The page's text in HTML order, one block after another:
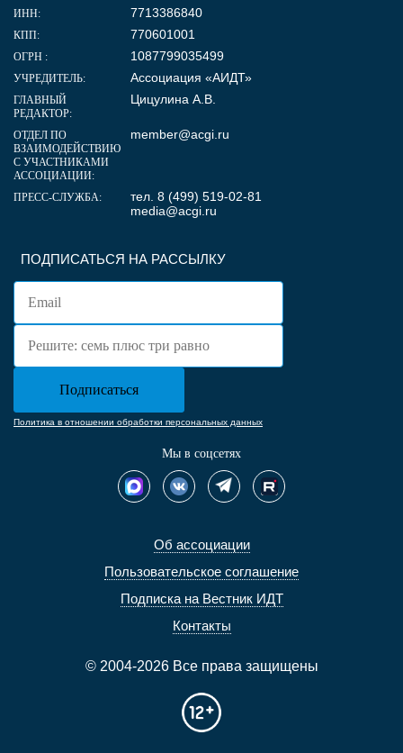
Об ассоциации
Пользовательское соглашение
Подписка на Вестник ИДТ
Контакты
© 2004-2026 Все права защищены
ПОДПИСАТЬСЯ НА РАССЫЛКУ
Политика в отношении обработки персональных данных
Мы в соцсетях
ИНН: 7713386840
КПП: 770601001
ОГРН : 1087799035499
УЧРЕДИТЕЛЬ: Ассоциация «АИДТ»
ГЛАВНЫЙ
РЕДАКТОР:
Цицулина А.В.
ОТДЕЛ ПО
ВЗАИМОДЕЙСТВИЮ
С УЧАСТНИКАМИ
АССОЦИАЦИИ:
member@acgi.ru
ПРЕСС-СЛУЖБА:
тел. 8 (499) 519-02-81
media@acgi.ru